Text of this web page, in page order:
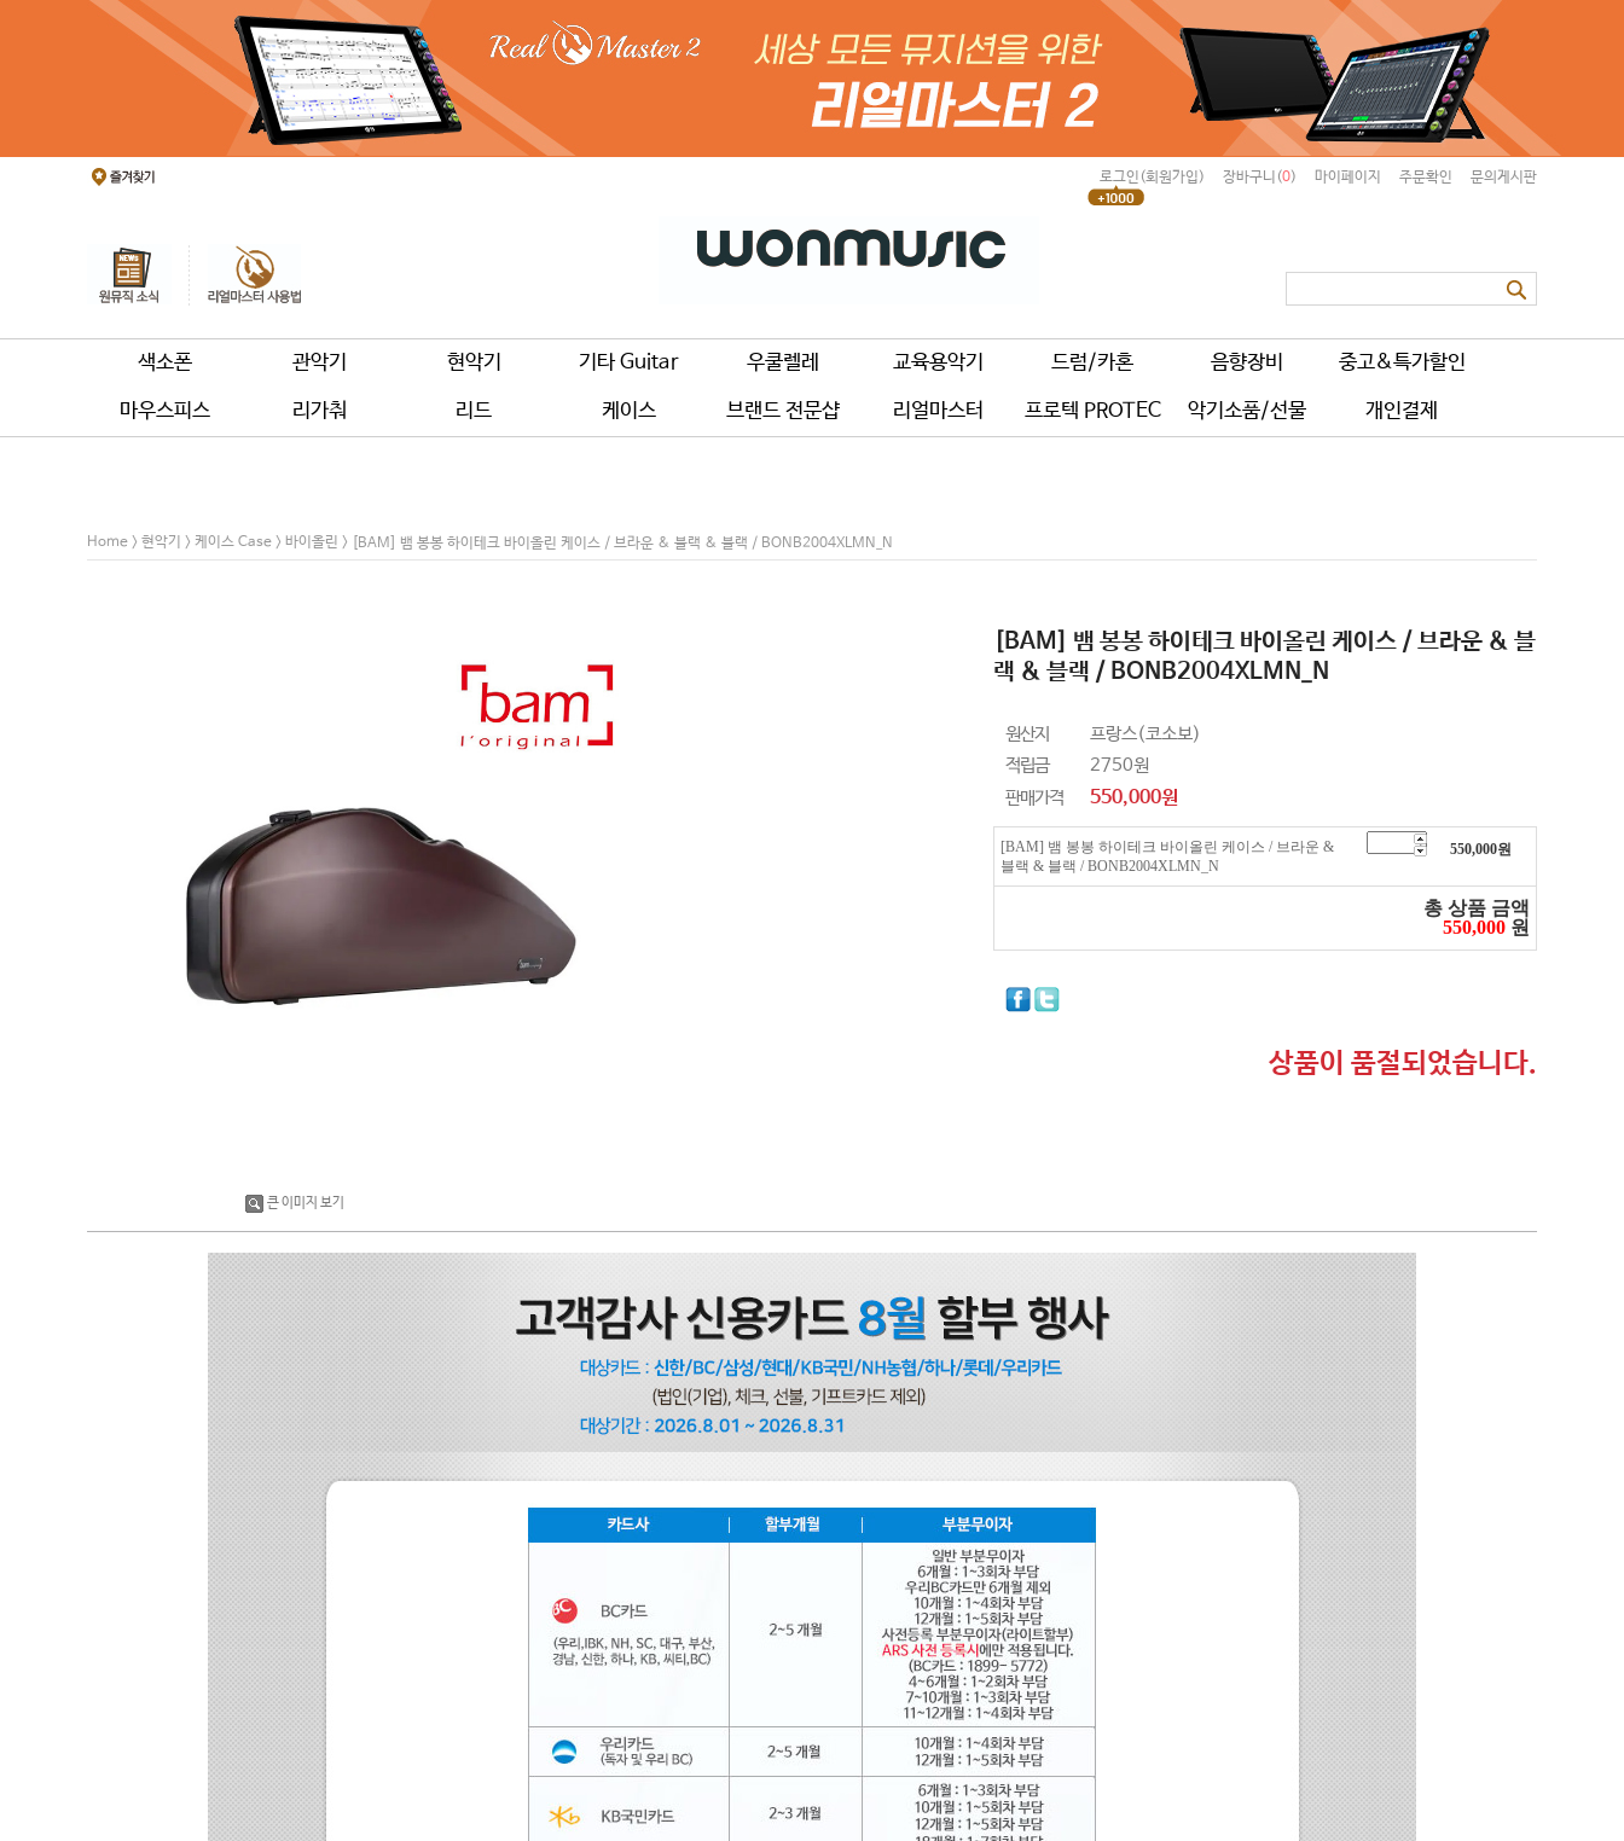
로그인(회원가입) 장바구니(0) 마이페이지 주문확인 문의게시판
색소폰 관악기 현악기 기타 Guitar 우쿨렐레 교육용악기 드럼/카혼 음향장비 중고&특가할인
마우스피스 리가춰 리드 케이스 브랜드 전문샵 리얼마스터 프로텍 PROTEC 악기소품/선물 개인결제
Home > 현악기 > 케이스 Case > 바이올린 > [BAM] 뱀 봉봉 하이테크 바이올린 케이스 / 브라운 & 블랙 & 블랙 / BONB2004XLMN_N
큰 이미지 보기
[BAM] 뱀 봉봉 하이테크 바이올린 케이스 / 브라운 & 블
랙 & 블랙 / BONB2004XLMN_N
원산지
프랑스(코소보)
적립금
2750원
판매가격
550,000원
[BAM] 뱀 봉봉 하이테크 바이올린 케이스 / 브라운 &
블랙 & 블랙 / BONB2004XLMN_N
550,000원
총 상품 금액
550,000 원
상품이 품절되었습니다.